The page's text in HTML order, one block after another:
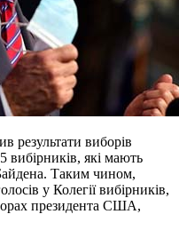
результати виборів
які мають
Таким чином,
у Колегії вибірників,
президента США,